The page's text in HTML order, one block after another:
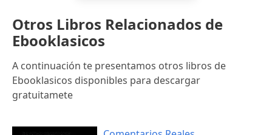
Otros Libros Relacionados de
Ebooklasicos
A continuación te presentamos otros libros de
Ebooklasicos disponibles para descargar
gratuitamete